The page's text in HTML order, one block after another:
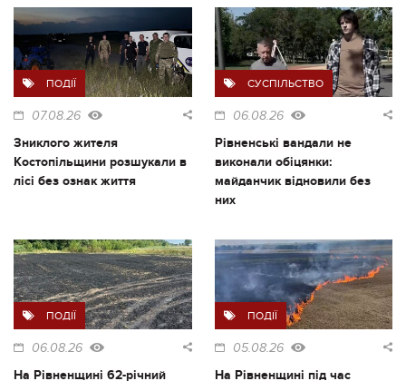
ПОДІЇ
07.08.26
Зниклого жителя
Костопільщини розшукали в
лісі без ознак життя
СУСПІЛЬСТВО
06.08.26
Рівненські вандали не
виконали обіцянки:
майданчик відновили без
них
ПОДІЇ
06.08.26
На Рівненщині 62-річний
ПОДІЇ
05.08.26
На Рівненщині під час